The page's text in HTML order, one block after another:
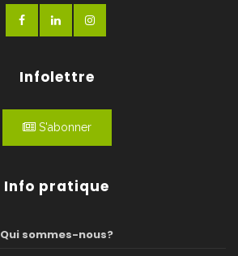
Infolettre
S'abonner
Info pratique
Qui sommes-nous?